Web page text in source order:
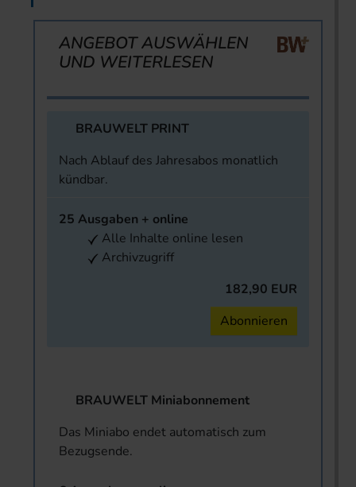
ANGEBOT AUSWÄHLEN
UND WEITERLESEN
BRAUWELT PRINT
Nach Ablauf des Jahresabos monatlich
kündbar.
25 Ausgaben + online
Alle Inhalte online lesen
Archivzugriff
182,90 EUR
Abonnieren
BRAUWELT Miniabonnement
Das Miniabo endet automatisch zum
Bezugsende.